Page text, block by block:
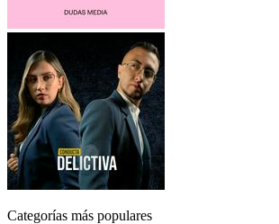
Categorías más populares